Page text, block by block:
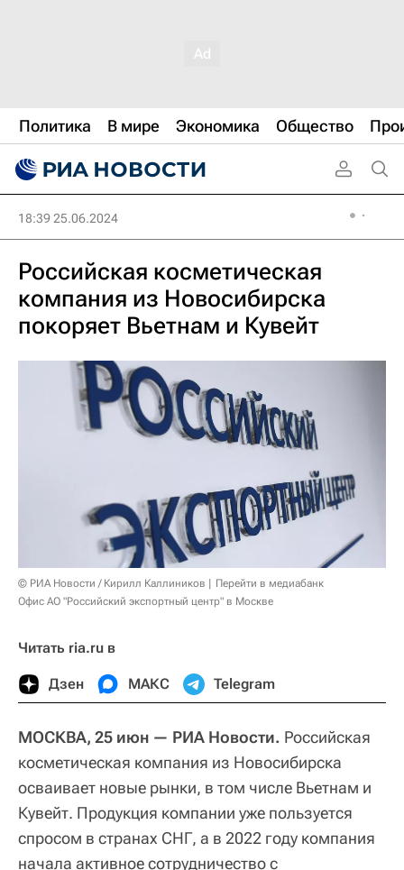
Политика В мире Экономика Общество
18:39 25.06.2024
Российская косметическая
компания из Новосибирска
покоряет Вьетнам и Кувейт
© РИА Новости / Кирилл Каллиников
Перейти в медиабанк
Офис АО "Российский экспортный центр" в Москве
Читать ria.ru в
Дзен МАКС Telegram
МОСКВА, 25 июн — РИА Новости. Российская
косметическая компания из Новосибирска
осваивает новые рынки, в том числе Вьетнам и
Кувейт. Продукция компании уже пользуется
спросом в странах СНГ, а в 2022 году компания
начала активное сотрудничество с